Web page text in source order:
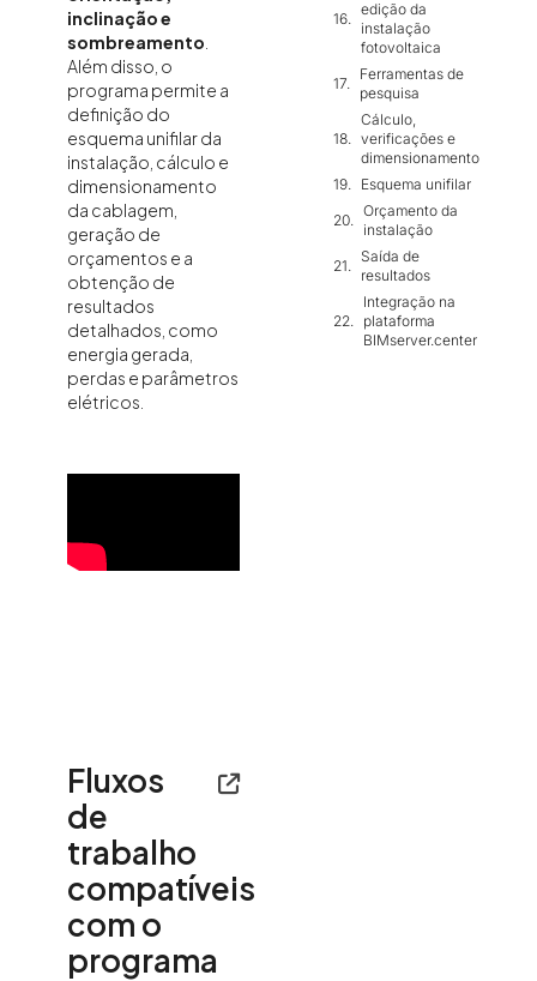
edição da
instalação
fotovoltaica
Ferramentas de
pesquisa
Cálculo,
verificações e
dimensionamento
Esquema unifilar
Orçamento da
instalação
Saída de
resultados
Integração na
plataforma
BIMserver.center
inclinação e
sombreamento
Além disso, o
programa permite a
definição do
esquema unifilar da
instalação, cálculo e
dimensionamento
da cablagem,
geração de
orçamentos e a
obtenção de
resultados
detalhados, como
energia gerada,
perdas e parâmetros
elétricos.
Fluxos
de
trabalho
compatíveis
com o
programa